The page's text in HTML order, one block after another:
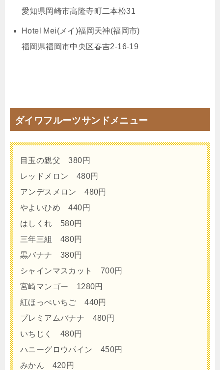
愛知県岡崎市高隆寺町二本松31
Hotel Mei(メイ)福岡天神(福岡市)
福岡県福岡市中央区春吉2-16-19
ダイワフルーツサンドメニュー
目玉の親父 380円
レッドメロン 480円
アンデスメロン 480円
やよいひめ 440円
はしくれ 580円
三年三組 480円
黒バナナ 380円
シャインマスカット 700円
宮崎マンゴー 1280円
紅ほっぺいちご 440円
プレミアムバナナ 480円
いちじく 480円
ハニーグロウパイン 450円
みかん 420円